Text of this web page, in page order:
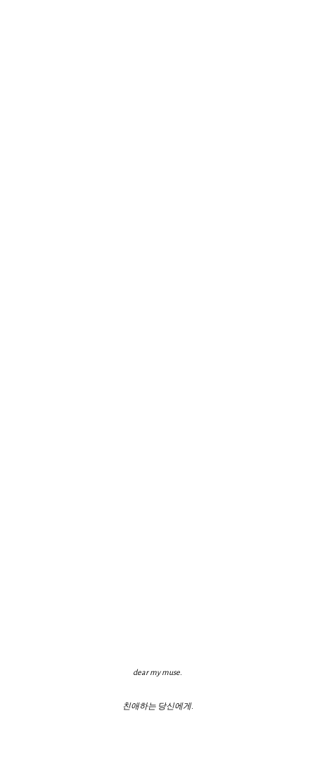
dear my muse.
친애하는 당신에게.